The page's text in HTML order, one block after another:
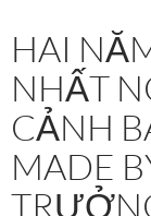
HAI
NHẤT
CẢNH
MADE